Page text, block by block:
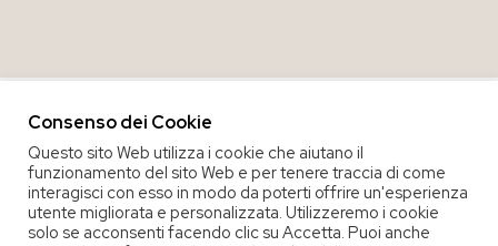
Consenso dei Cookie
Questo sito Web utilizza i cookie che aiutano il
funzionamento del sito Web e per tenere traccia di come
interagisci con esso in modo da poterti offrire un'esperienza
utente migliorata e personalizzata. Utilizzeremo i cookie
solo se acconsenti facendo clic su Accetta. Puoi anche